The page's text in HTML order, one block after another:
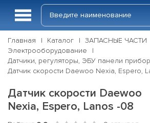
Главная Каталог
ЗАПАСНЫЕ ЧАСТИ
Электрооборудование
Датчики, регуляторы, ЭБУ панели
Датчик скорости Daewoo Nexia, Espero,
Датчик скорости Daewoo
Nexia, Espero, Lanos -08